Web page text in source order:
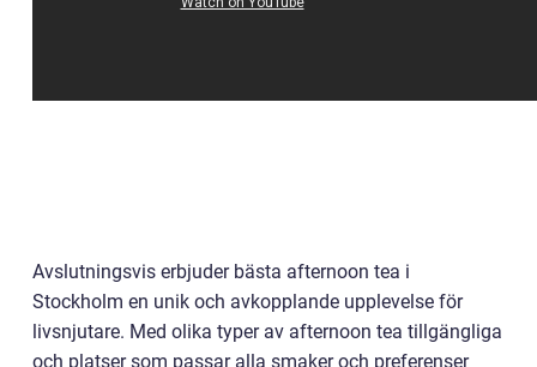
Avslutningsvis erbjuder bästa afternoon tea i
Stockholm en unik och avkopplande upplevelse för
livsnjutare. Med olika typer av afternoon tea tillgängliga
och platser som passar alla smaker och preferenser